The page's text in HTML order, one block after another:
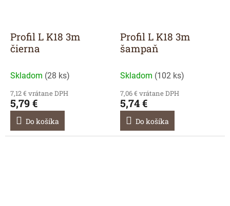
Profil L K18 3m
čierna
Skladom (28 ks)
7,12 € vrátane DPH
5,79 €
Do košíka
Profil L K18 3m
šampaň
Skladom (102 ks)
7,06 € vrátane DPH
5,74 €
Do košíka